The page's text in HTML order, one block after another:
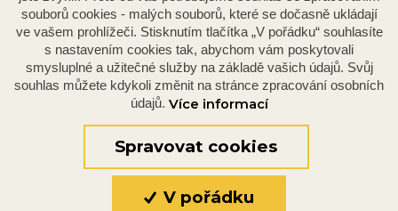
souborů cookies - malých souborů, které se dočasně ukládají
ve vašem prohlížeči. Stisknutím tlačítka „V pořádku“ souhlasíte
s nastavením cookies tak, abychom vám poskytovali
smysluplné a užitečné služby na základě vašich údajů. Svůj
souhlas můžete kdykoli změnit na stránce zpracování osobních
údajů. Více informací
Spravovat cookies
V pořádku